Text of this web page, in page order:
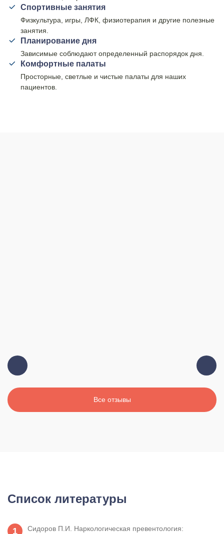
Спортивные занятия
Физкультура, игры, ЛФК, физиотерапия и другие полезные
занятия.
Планирование дня
Зависимые соблюдают определенный распорядок дня.
Комфортные палаты
Просторные, светлые и чистые палаты для наших
пациентов.
Все отзывы
Список литературы
Сидоров П.И. Наркологическая превентология: